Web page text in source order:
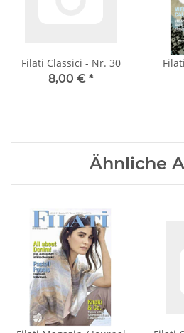
Filati Classici - Nr. 30
8,00 € *
Ähnliche